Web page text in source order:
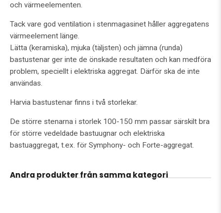
och värmeelementen.
Tack vare god ventilation i stenmagasinet håller aggregatens
värmeelement länge.
Lätta (keramiska), mjuka (täljsten) och jämna (runda)
bastustenar ger inte de önskade resultaten och kan medföra
problem, speciellt i elektriska aggregat. Därför ska de inte
användas.
Harvia bastustenar finns i två storlekar.
De större stenarna i storlek 100-150 mm passar särskilt bra
för större vedeldade bastuugnar och elektriska
bastuaggregat, t.ex. för Symphony- och Forte-aggregat.
Andra produkter från samma kategori